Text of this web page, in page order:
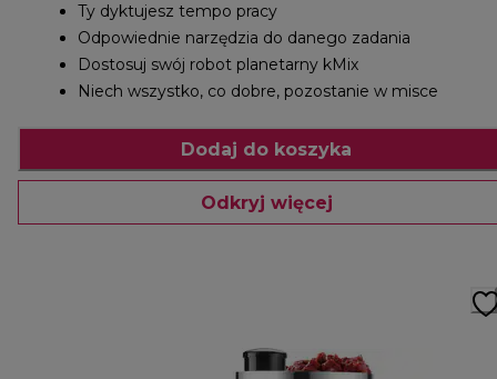
Ty dyktujesz tempo pracy
Odpowiednie narzędzia do danego zadania
Dostosuj swój robot planetarny kMix
Niech wszystko, co dobre, pozostanie w misce
Dodaj do koszyka
Odkryj więcej